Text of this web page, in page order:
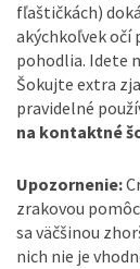
fľaštičkách)
akýchkoľvek
pohodlia. Idete
Šokujte extra
pravidelné
na kontaktné
Upozornenie:
zrakovou
sa väčšinou
nich nie je